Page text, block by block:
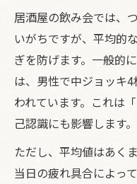
居酒屋の飲み会では、
いがちですが、平均的
ぎを防げます。一般的
は、男性で中ジョッキ
われています。これは
己認識にも影響します。
ただし、平均値はあく
当日の疲れ具合によっ